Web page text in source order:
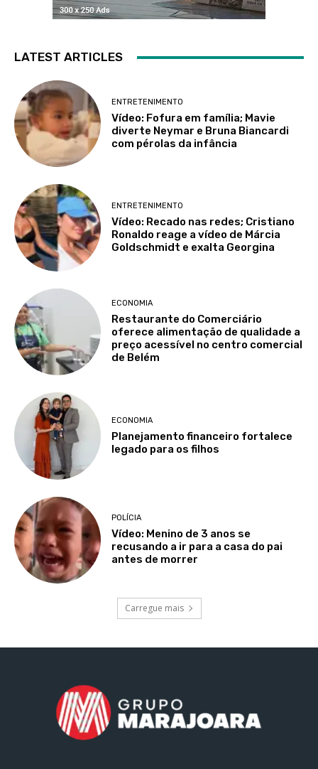
LATEST ARTICLES
ENTRETENIMENTO
Vídeo: Fofura em família; Mavie
diverte Neymar e Bruna Biancardi
com pérolas da infância
ENTRETENIMENTO
Vídeo: Recado nas redes; Cristiano
Ronaldo reage a vídeo de Márcia
Goldschmidt e exalta Georgina
ECONOMIA
Restaurante do Comerciário
oferece alimentação de qualidade a
preço acessível no centro comercial
de Belém
ECONOMIA
Planejamento financeiro fortalece
legado para os filhos
POLÍCIA
Vídeo: Menino de 3 anos se
recusando a ir para a casa do pai
antes de morrer
Carregue mais